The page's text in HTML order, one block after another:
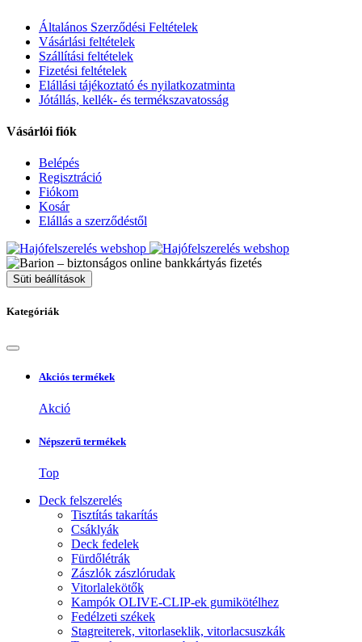
Általános Szerződési Feltételek
Vásárlási feltételek
Szállítási feltételek
Fizetési feltételek
Elállási tájékoztató és nyilatkozatminta
Jótállás, kellék- és termékszavatosság
Vásárlói fiók
Belépés
Regisztráció
Fiókom
Kosár
Elállás a szerződéstől
Süti beállítások
Kategóriák
Akciós termékek
Akció
Népszerű termékek
Top
Deck felszerelés
Tisztítás takarítás
Csáklyák
Deck fedelek
Fürdőlétrák
Zászlók zászlórudak
Vitorlalekötők
Kampók OLIVE-CLIP-ek gumikötélhez
Fedélzeti székek
Stagreiterek, vitorlaseklik, vitorlacsuszkák